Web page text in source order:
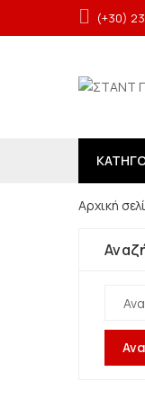
(+30)
Αρχική